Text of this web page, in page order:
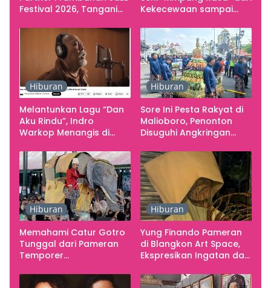
Festival 2026, Tangani
Kebutuhan Konser
Kekecewaan sampai
Yogyakarta sebagai
Pusat Pergerakan Seni
Rupa Indonesia
Hiburan
Melantunkan Lagu “Dan
Aku Rindu”, Indro
Warkop Menangis di
Hiburan
Sore Ini Pesta Rakyat di
Malioboro, Penonton
Disuguhi Angkringan
Hiburan
Memahami Catur Gotro
Tunggal dari Pameran
Temporer
Hiburan
Yung Finando Pameran
di Blangkon Art Space,
Ekspresikan Ingatan dan